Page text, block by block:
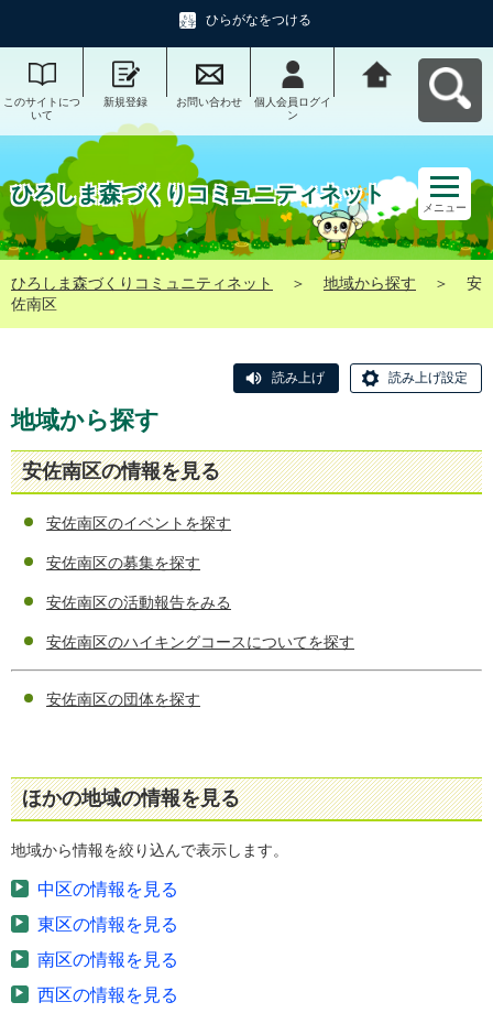
ひらがなをつける
このサイトにつ
いて
新規登録 お問い合わせ
個人会員ログイ
ン
ひろしま森づくりコミュニティネット
メニュー
ひろしま森づくりコミュニティネット ＞ 地域から探す ＞
安
佐南区
読み上げ 読み上げ設定
地域から探す
安佐南区の情報を見る
安佐南区のイベントを探す
安佐南区の募集を探す
安佐南区の活動報告をみる
安佐南区のハイキングコースについてを探す
安佐南区の団体を探す
ほかの地域の情報を見る
地域から情報を絞り込んで表示します。
中区の情報を見る
東区の情報を見る
南区の情報を見る
西区の情報を見る